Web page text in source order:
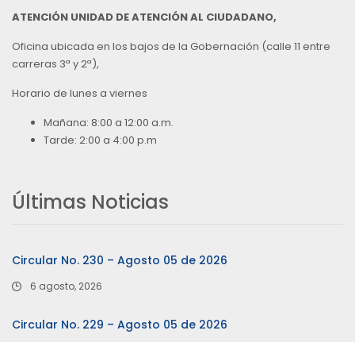
ATENCIÓN UNIDAD DE ATENCIÓN AL CIUDADANO,
Oficina ubicada en los bajos de la Gobernación (calle 11 entre
carreras 3ª y 2ª),
Horario de lunes a viernes
Mañana: 8:00 a 12:00 a.m.
Tarde: 2:00 a 4:00 p.m
Últimas Noticias
Circular No. 230 – Agosto 05 de 2026
6 agosto, 2026
Circular No. 229 – Agosto 05 de 2026